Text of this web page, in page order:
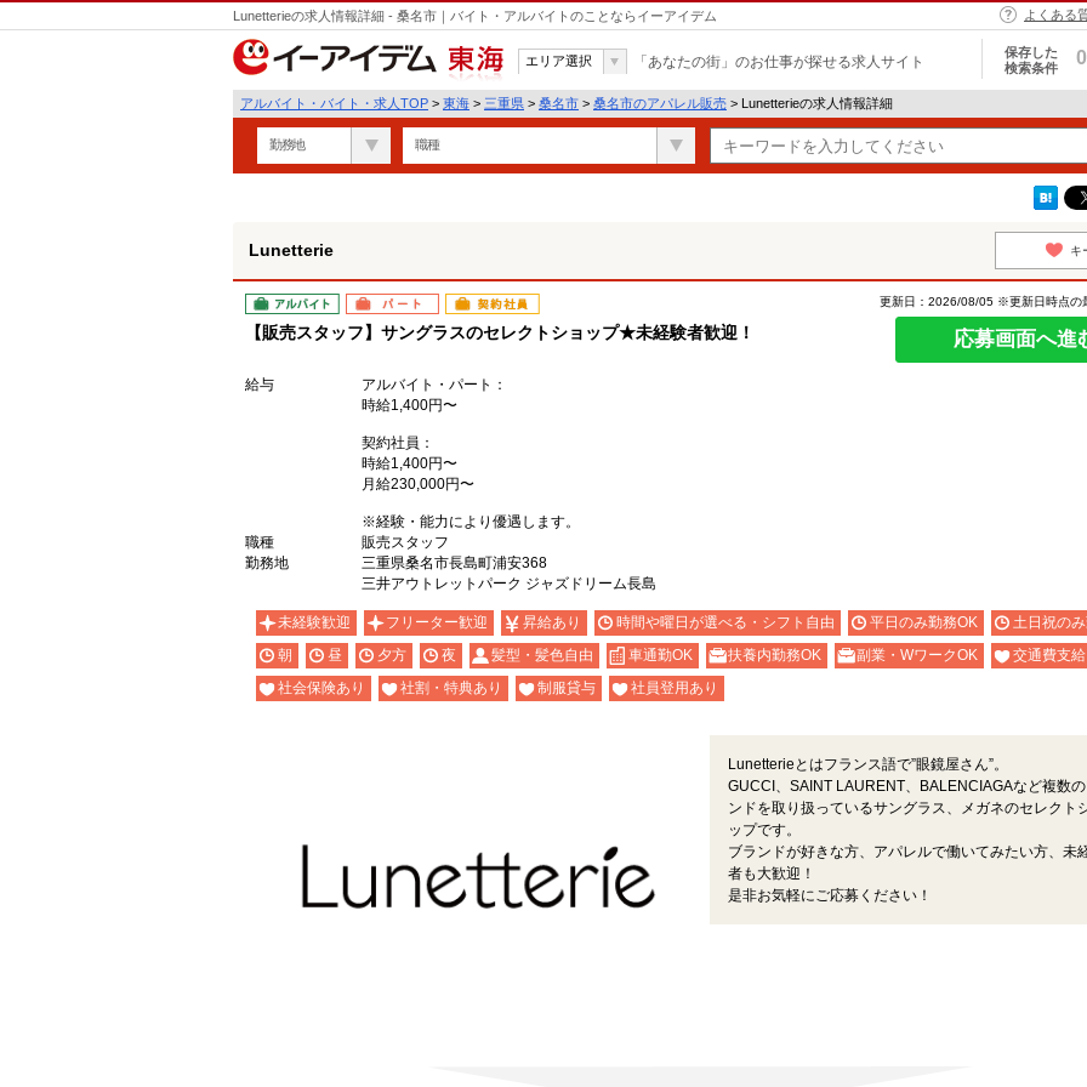
Lunetterieの求人情報詳細 - 桑名市｜バイト・アルバイトのことならイーアイデム よくある
東海
エリア選択 「あなたの街」のお仕事が探せる求人サイト
保存した
検索条件
0
アルバイト・バイト・求人TOP > 東海 > 三重県 > 桑名市 > 桑名市のアパレル販売 > Lunetterieの求人情報詳細
勤務地 職種
Lunetterie キ
アルバイト パート 契約社員
【販売スタッフ】サングラスのセレクトショップ★未経験者歓迎！
更新日：2026/08/05 ※更新日時点の
応募画面へ進
給与
アルバイト・パート：
時給1,400円〜
契約社員：
時給1,400円〜
月給230,000円〜
※経験・能力により優遇します。
職種
販売スタッフ
勤務地
三重県桑名市長島町浦安368
三井アウトレットパーク ジャズドリーム長島
未経験歓迎 フリーター歓迎 昇給あり 時間や曜日が選べる・シフト自由 平日のみ勤務OK
土日祝の
朝
昼 夕方 夜 髪型・髪色自由 車通勤OK 扶養内勤務OK 副業・WワークOK
交通費支給
社会保険あり
社割・特典あり 制服貸与 社員登用あり
Lunetterieとはフランス語で”眼鏡屋さん”。
GUCCI、SAINT LAURENT、BALENCIAGAなど複数の
ンドを取り扱っているサングラス、メガネのセレクト
ップです。
ブランドが好きな方、アパレルで働いてみたい方、未
者も大歓迎！
是非お気軽にご応募ください！